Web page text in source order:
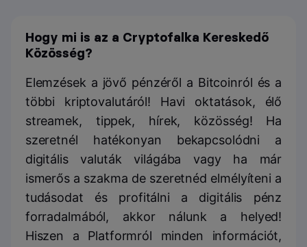
Hogy mi is az a Cryptofalka Kereskedő
Közösség?
Elemzések a jövő pénzéről a Bitcoinról és a
többi kriptovalutáról! Havi oktatások, élő
streamek, tippek, hírek, közösség! Ha
szeretnél hatékonyan bekapcsolódni a
digitális valuták világába vagy ha már
ismerős a szakma de szeretnéd elmélyíteni a
tudásodat és profitálni a digitális pénz
forradalmából, akkor nálunk a helyed!
Hiszen a Platformról minden információt,